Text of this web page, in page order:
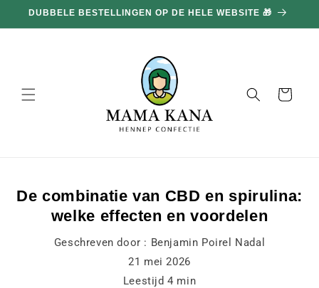
doorgaan
naar
DUBBELE BESTELLINGEN OP DE HELE WEBSITE 🎁
Mand
De combinatie van CBD en spirulina:
welke effecten en voordelen
Geschreven door : Benjamin Poirel Nadal
21 mei 2026
Leestijd4 min